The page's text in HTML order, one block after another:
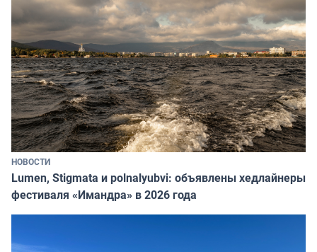
НОВОСТИ
Lumen, Stigmata и polnalyubvi: объявлены хедлайнеры
фестиваля «Имандра» в 2026 года